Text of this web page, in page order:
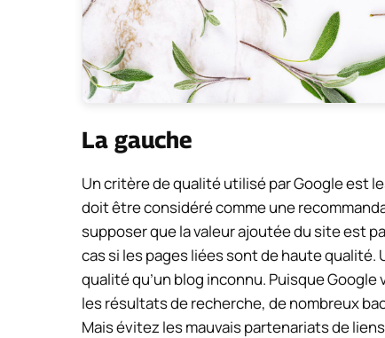
La gauche
Un critère de qualité utilisé par Google est
doit être considéré comme une
supposer que la valeur ajoutée du site est
cas si les pages liées sont de haute
qualité qu’un blog inconnu. Puisque
les résultats de recherche, de nombreux
Mais évitez les mauvais partenariats de